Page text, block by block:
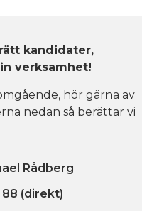
kandidater,
verksamhet!
hör gärna av
nedan så berättar vi
Rådberg
88 (direkt)